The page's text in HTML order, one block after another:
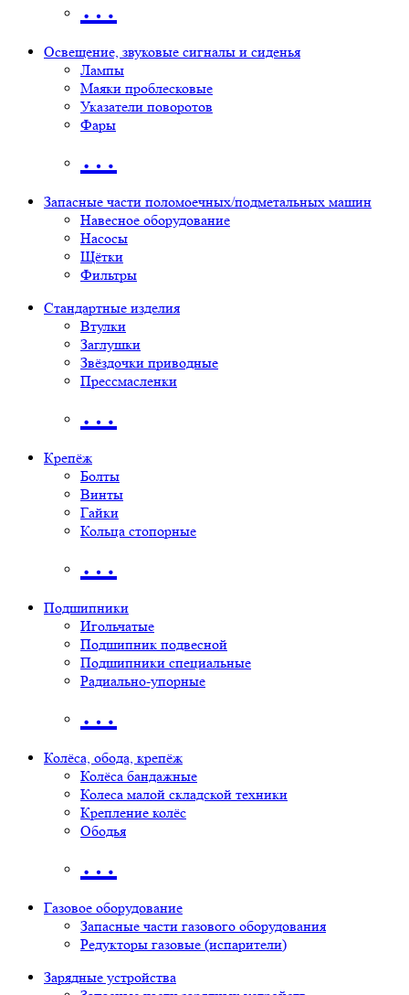
Освещение, звуковые сигналы и сиденья
Лампы
Маяки проблесковые
Указатели поворотов
Фары
…
Запасные части поломоечных/подметальных машин
Навесное оборудование
Насосы
Щётки
Фильтры
Стандартные изделия
Втулки
Заглушки
Звёздочки приводные
Прессмасленки
…
Крепёж
Болты
Винты
Гайки
Кольца стопорные
…
Подшипники
Игольчатые
Подшипник подвесной
Подшипники специальные
Радиально-упорные
…
Колёса, обода, крепёж
Колёса бандажные
Колеса малой складской техники
Крепление колёс
Ободья
…
Газовое оборудование
Запасные части газового оборудования
Редукторы газовые (испарители)
Зарядные устройства